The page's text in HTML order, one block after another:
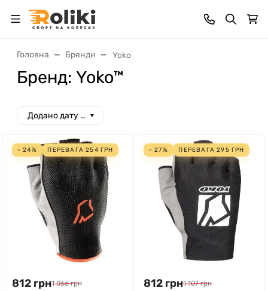
Головна Бренди Yoko
Бренд: Yoko™
Додано дату спад
- 24% ПЕРЕВАГА254 ГРН
812 грн1 066 грн
- 27% ПЕРЕВАГА295 ГРН
812 грн1 107 грн